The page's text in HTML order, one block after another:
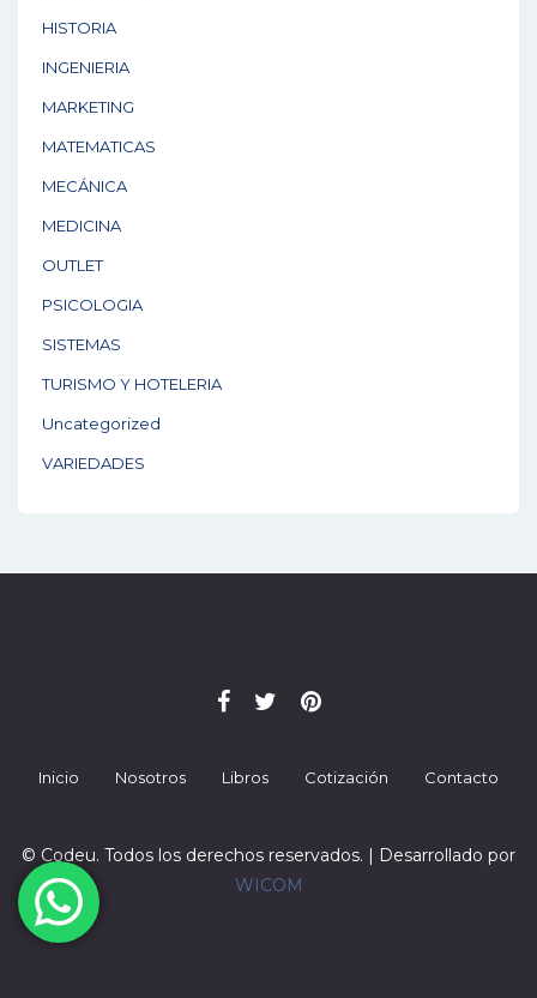
HISTORIA
INGENIERIA
MARKETING
MATEMATICAS
MECÁNICA
MEDICINA
OUTLET
PSICOLOGIA
SISTEMAS
TURISMO Y HOTELERIA
Uncategorized
VARIEDADES
Inicio Nosotros Libros Cotización Contacto
© Codeu. Todos los derechos reservados. | Desarrollado por
WICOM